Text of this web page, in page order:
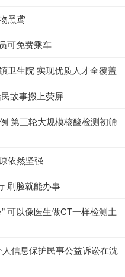
黑鸢
可免费乘车
河北衡水中级以上职称医师下沉乡镇卫生院 实现优质人才全覆盖
故事搬上荧屏
第三轮大规模核酸检测初筛
依然坚强
刷脸就能办事
可以像医生做CT一样检测土
信息保护民事公益诉讼在沈